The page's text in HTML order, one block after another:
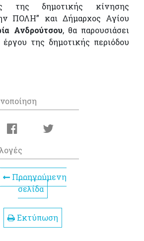
της δημοτικής κίνησης
ΠΟΛΗ” και Δήμαρχος Αγίου
Ανδρούτσου, θα παρουσιάσει
της δημοτικής περιόδου
Προηγούμενη
σελίδα
Εκτύπωση